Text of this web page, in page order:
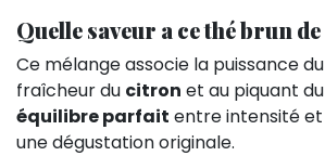
Quelle saveur a ce thé brun
Ce mélange associe la puissance
fraîcheur du citron et au piquant du
équilibre parfait entre intensité
une dégustation originale.